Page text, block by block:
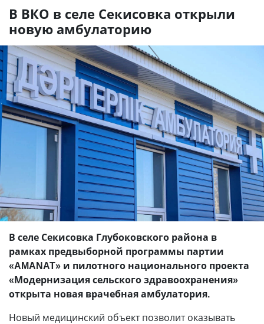
В ВКО в селе Секисовка открыли
новую амбулаторию
В селе Секисовка Глубоковского района в
рамках предвыборной программы партии
«AMANAT» и пилотного национального проекта
«Модернизация сельского здравоохранения»
открыта новая врачебная амбулатория.
Новый медицинский объект позволит оказывать